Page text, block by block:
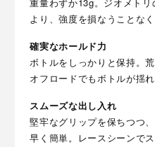
より、強度を損なうことな
確実なホールド力
ボトルをしっかりと保持。
オフロードでもボトルが揺
スムーズな出し入れ
堅牢なグリップを保ちつつ
早く簡単。レースシーンで